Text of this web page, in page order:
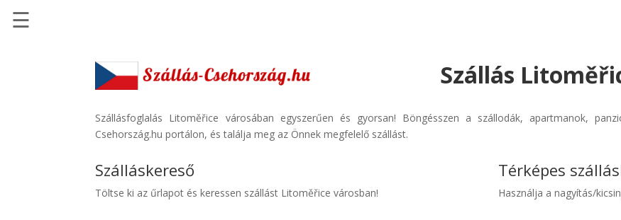
Szállásinfo.eu
pénzvisszatérítéssel
Autóbérlés
☰
Szállás
Szállásfoglalás Litoměřice városában egyszerűen és gyorsan! Böngésszen a szállodák, apartmanok,
Csehország.hu portálon, és találja meg az Önnek megfelelő szállást.
Szálláskereső
Töltse ki az űrlapot és keressen szállást Litoměřice városban!
Térképes
Használja a nagyítás/